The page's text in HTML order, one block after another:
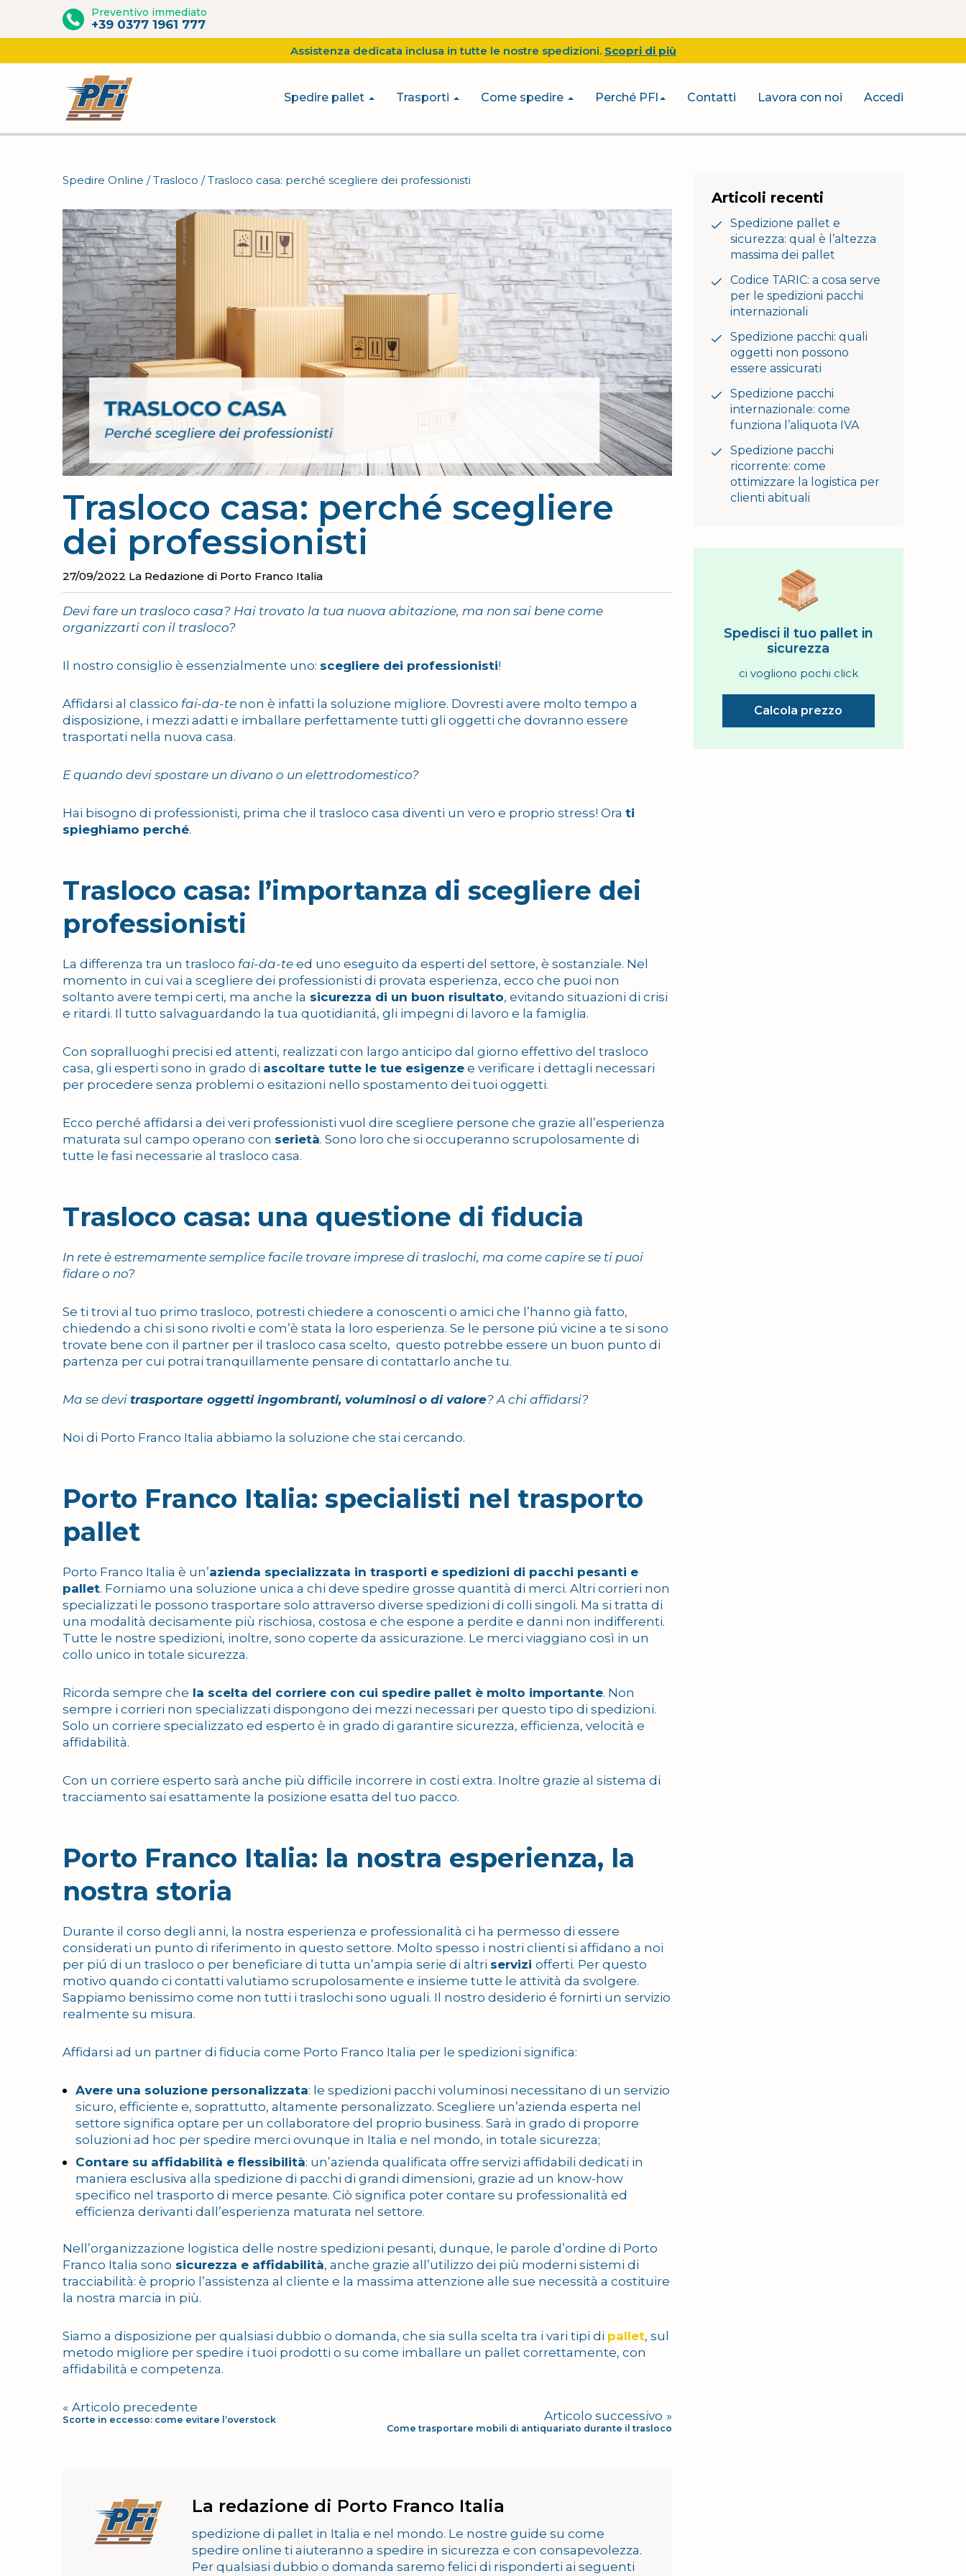
contenuto
Preventivo immediato
+39 0377 1961 777
Assistenza dedicata inclusa in tutte le nostre spedizioni. Scopri di più
Spedire pallet Trasporti Come spedire Perché PFI Contatti Lavora con noi Accedi
Spedire Online /Trasloco /Trasloco casa: perché scegliere dei professionisti
Trasloco casa: perché scegliere
dei professionisti
27/09/2022 La Redazione di Porto Franco Italia
Devi fare un trasloco casa? Hai trovato la tua nuova abitazione, ma non sai bene come
organizzarti con il trasloco?
Il nostro consiglio è essenzialmente uno: scegliere dei professionisti!
Affidarsi al classico fai-da-te non è infatti la soluzione migliore. Dovresti avere molto tempo a
disposizione, i mezzi adatti e imballare perfettamente tutti gli oggetti che dovranno essere
trasportati nella nuova casa.
E quando devi spostare un divano o un elettrodomestico?
Hai bisogno di professionisti, prima che il trasloco casa diventi un vero e proprio stress! Ora ti
spieghiamo perché.
Trasloco casa: l’importanza di scegliere dei
professionisti
La differenza tra un trasloco fai-da-te ed uno eseguito da esperti del settore, è sostanziale. Nel
momento in cui vai a scegliere dei professionisti di provata esperienza, ecco che puoi non
soltanto avere tempi certi, ma anche la sicurezza di un buon risultato, evitando situazioni di crisi
e ritardi. Il tutto salvaguardando la tua quotidianitá, gli impegni di lavoro e la famiglia.
Con sopralluoghi precisi ed attenti, realizzati con largo anticipo dal giorno effettivo del trasloco
casa, gli esperti sono in grado di ascoltare tutte le tue esigenze e verificare i dettagli necessari
per procedere senza problemi o esitazioni nello spostamento dei tuoi oggetti.
Ecco perché affidarsi a dei veri professionisti vuol dire scegliere persone che grazie all’esperienza
maturata sul campo operano con serietà. Sono loro che si occuperanno scrupolosamente di
tutte le fasi necessarie al trasloco casa.
Trasloco casa: una questione di fiducia
In rete è estremamente semplice facile trovare imprese di traslochi, ma come capire se ti puoi
fidare o no?
Se ti trovi al tuo primo trasloco, potresti chiedere a conoscenti o amici che l’hanno già fatto,
chiedendo a chi si sono rivolti e com’è stata la loro esperienza. Se le persone piú vicine a te si sono
trovate bene con il partner per il trasloco casa scelto, questo potrebbe essere un buon punto di
partenza per cui potrai tranquillamente pensare di contattarlo anche tu.
Ma se devi trasportare oggetti ingombranti, voluminosi o di valore? A chi affidarsi?
Noi di Porto Franco Italia abbiamo la soluzione che stai cercando.
Porto Franco Italia: specialisti nel trasporto
pallet
Porto Franco Italia è un’azienda specializzata in trasporti e spedizioni di pacchi pesanti e
pallet. Forniamo una soluzione unica a chi deve spedire grosse quantità di merci. Altri corrieri non
specializzati le possono trasportare solo attraverso diverse spedizioni di colli singoli. Ma si tratta di
una modalità decisamente più rischiosa, costosa e che espone a perdite e danni non indifferenti.
Tutte le nostre spedizioni, inoltre, sono coperte da assicurazione. Le merci viaggiano così in un
collo unico in totale sicurezza.
Ricorda sempre che la scelta del corriere con cui spedire pallet è molto importante. Non
sempre i corrieri non specializzati dispongono dei mezzi necessari per questo tipo di spedizioni.
Solo un corriere specializzato ed esperto è in grado di garantire sicurezza, efficienza, velocità e
affidabilità.
Con un corriere esperto sarà anche più difficile incorrere in costi extra. Inoltre grazie al sistema di
tracciamento sai esattamente la posizione esatta del tuo pacco.
Porto Franco Italia: la nostra esperienza, la
nostra storia
Durante il corso degli anni, la nostra esperienza e professionalità ci ha permesso di essere
considerati un punto di riferimento in questo settore. Molto spesso i nostri clienti si affidano a noi
per piú di un trasloco o per beneficiare di tutta un’ampia serie di altri servizi offerti. Per questo
motivo quando ci contatti valutiamo scrupolosamente e insieme tutte le attività da svolgere.
Sappiamo benissimo come non tutti i traslochi sono uguali. Il nostro desiderio é fornirti un servizio
realmente su misura.
Affidarsi ad un partner di fiducia come Porto Franco Italia per le spedizioni significa:
Avere una soluzione personalizzata: le spedizioni pacchi voluminosi necessitano di un servizio
sicuro, efficiente e, soprattutto, altamente personalizzato. Scegliere un’azienda esperta nel
settore significa optare per un collaboratore del proprio business. Sarà in grado di proporre
soluzioni ad hoc per spedire merci ovunque in Italia e nel mondo, in totale sicurezza;
Contare su affidabilità e flessibilità: un’azienda qualificata offre servizi affidabili dedicati in
maniera esclusiva alla spedizione di pacchi di grandi dimensioni, grazie ad un know-how
specifico nel trasporto di merce pesante. Ciò significa poter contare su professionalità ed
efficienza derivanti dall’esperienza maturata nel settore.
Nell’organizzazione logistica delle nostre spedizioni pesanti, dunque, le parole d’ordine di Porto
Franco Italia sono sicurezza e affidabilità, anche grazie all’utilizzo dei più moderni sistemi di
tracciabilità: è proprio l’assistenza al cliente e la massima attenzione alle sue necessità a costituire
la nostra marcia in più.
Siamo a disposizione per qualsiasi dubbio o domanda, che sia sulla scelta tra i vari tipi di pallet, sul
metodo migliore per spedire i tuoi prodotti o su come imballare un pallet correttamente, con
affidabilità e competenza.
articoli
Articolo precedente
Scorte in eccesso: come evitare l’overstock Articolo successivo
Come trasportare mobili di antiquariato durante il trasloco
La redazione di Porto Franco Italia
spedizione di pallet in Italia e nel mondo. Le nostre guide su come
spedire online ti aiuteranno a spedire in sicurezza e con consapevolezza.
Per qualsiasi dubbio o domanda saremo felici di risponderti ai seguenti
Articoli recenti
Spedizione pallet e
sicurezza: qual è l’altezza
massima dei pallet
Codice TARIC: a cosa serve
per le spedizioni pacchi
internazionali
Spedizione pacchi: quali
oggetti non possono
essere assicurati
Spedizione pacchi
internazionale: come
funziona l’aliquota IVA
Spedizione pacchi
ricorrente: come
ottimizzare la logistica per
clienti abituali
Spedisci il tuo pallet in
sicurezza
ci vogliono pochi click
Calcola prezzo